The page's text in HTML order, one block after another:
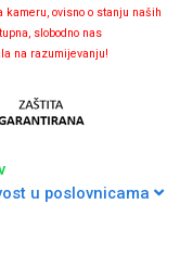
ovisno o stanju naših
slobodno nas
na razumijevanju!
u poslovnicama